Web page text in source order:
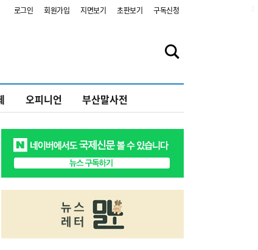
로그인 회원가입 지면보기 초판보기 구독신청
오피니언 부산말사전